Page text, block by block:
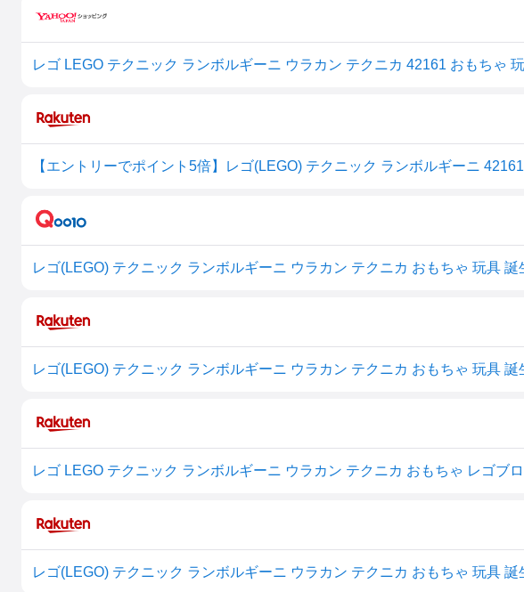
【エントリーでポイント5倍】レゴ(LEGO) テクニック ランボルギーニ 42161